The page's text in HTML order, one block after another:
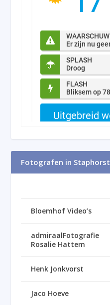
Fotografen in Staphorst
Bloemhof Video’s
admiraalFotografie
Rosalie Hattem
Henk Jonkvorst
Jaco Hoeve